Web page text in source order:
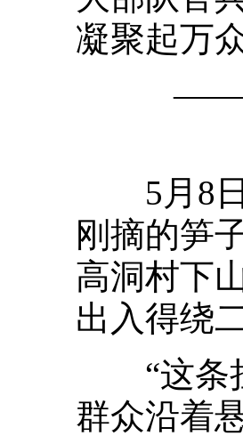
凝聚起万
5月8日
刚摘的笋
高洞村下
出入得绕
“这条挂
群众沿着